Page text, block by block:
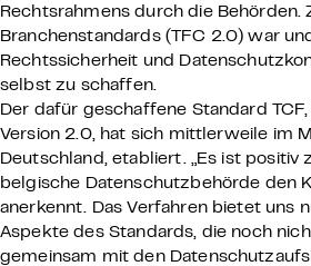
Rechtsrahmens durch die Behörden.
Branchenstandards (TFC 2.0) war
Rechtssicherheit und
selbst zu schaffen.
Der dafür geschaffene Standard
Version 2.0, hat sich mittlerweile im
Deutschland, etabliert. „Es ist positiv
belgische Datenschutzbehörde den
anerkennt. Das Verfahren bietet uns
Aspekte des Standards, die noch
gemeinsam mit den